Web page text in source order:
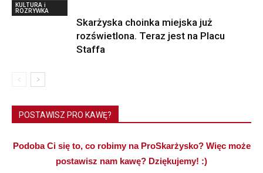
KULTURA i
ROZRYWKA
Skarżyska choinka miejska już
rozświetlona. Teraz jest na Placu
Staffa
POSTAWISZ PRO KAWĘ?
Podoba Ci się to, co robimy na ProSkarżysko? Więc może
postawisz nam kawę? Dziękujemy! :)